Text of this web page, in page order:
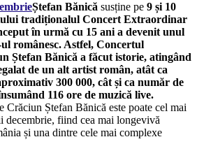
Ștefan Bănică susține pe 9 și 10
tradiționalul Concert Extraordinar
în urmă cu 15 ani a devenit unul
românesc. Astfel, Concertul
Ștefan Bănică a făcut istorie, atingând
de un alt artist român, atât ca
300 000, cât și ca număr de
116 ore de muzică live.
Crăciun Ștefan Bănică este poate cel mai
decembrie, fiind cea mai longevivă
și una dintre cele mai complexe